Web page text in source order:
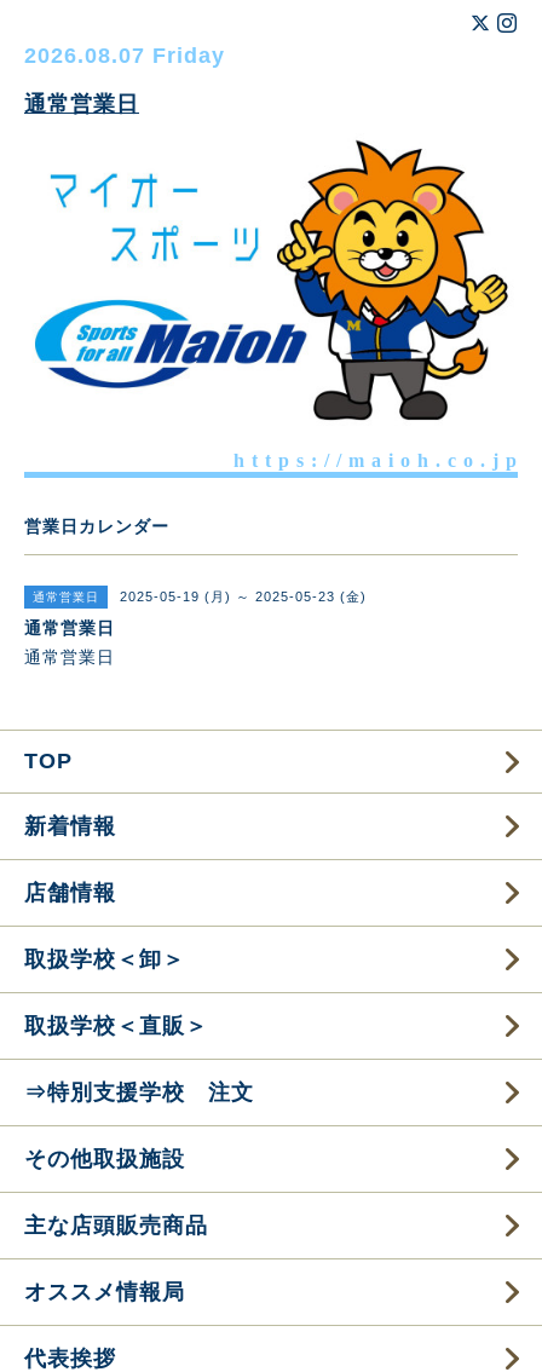
2026.08.07 Friday
通常営業日
h t t p s : / / m a i o h . c o . j p
営業日カレンダー
通常営業日 2025-05-19 (月) ～ 2025-05-23 (金)
通常営業日
通常営業日
TOP
新着情報
店舗情報
取扱学校＜卸＞
取扱学校＜直販＞
⇒特別支援学校 注文
その他取扱施設
主な店頭販売商品
オススメ情報局
代表挨拶